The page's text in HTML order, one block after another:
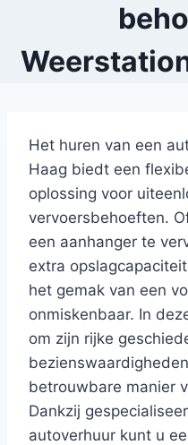
Het huren van een
Haag biedt een
oplossing voor
vervoersbehoeften.
een aanhanger te
extra
het gemak van een
onmiskenbaar. In
om zijn rijke
betrouwbare manier
Dankzij
autoverhuur kunt u